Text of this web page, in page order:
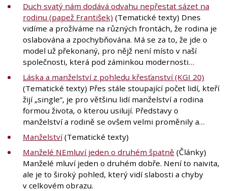
Duch svatý nám dodává odvahu nepřestat sázet na
rodinu (papež František) (Tematické texty) Dnes
vidíme a prožíváme na různých frontách, že rodina je
oslabována a zpochybňována. Má se za to, že jde o
model už překonaný, pro nějž není místo v naší
společnosti, která pod záminkou modernosti…
Láska a manželství z pohledu křesťanství (KGI 20)
(Tematické texty) Přes stále stoupající počet lidí, kteří
žijí „single“, je pro většinu lidí manželství a rodina
formou života, o kterou usilují. Představy o
manželství a rodině se ovšem velmi proměnily a…
Manželství(Tematické texty)
Manželé NEmluví jeden o druhém špatně (Články)
Manželé mluví jeden o druhém dobře. Není to naivita,
ale je to široký pohled, který vidí slabosti a chyby
v celkovém obrazu.